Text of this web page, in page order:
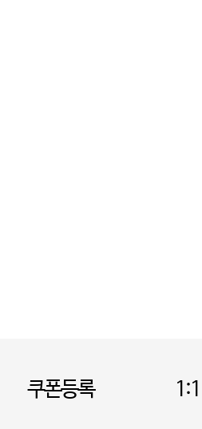
쿠폰등록